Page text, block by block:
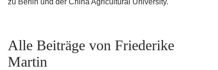
zu Berlin und der China Agricultural University.
Alle Beiträge von Friederike
Martin